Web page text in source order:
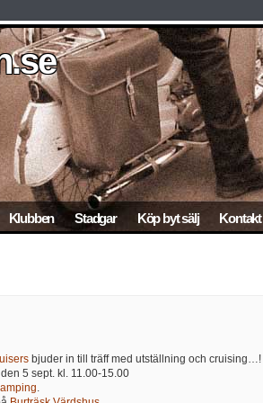
Klubben Stadgar Köp byt sälj Kontakt
bjuder in till träff med utställning och cruising…!
5 sept. kl. 11.00-15.00
.